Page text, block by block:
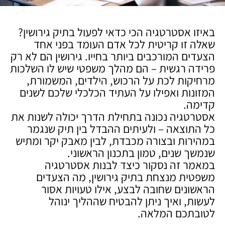
באיזו אסטרטגיה הכי כדאי לפעול בתיק גירושין?
שאלה זו קריטית לכל אדם העומד בפני אחד
הצעדים המורכבים ביותר בחייו. גירושין הם לא רק
פרידה רגשית – הם מהלך משפטי שיש לו השלכות
מרחיקות לכת על הרכוש, הילדים, המשמורת,
המזונות ואפילו על העתיד הכלכלי שלכם לשנים
קדימה.
אסטרטגיה נכונה בתחילת הדרך יכולה לשנות את
כל התוצאה – ולעיתים ההבדל בין תיק שנגמר
במהירות ובצורה מכבדת, לבין מאבק יקר ומתיש
שנמשך שנים, טמון בתכנון הראשוני.
במאמר זה נסקור כיצד לבנות אסטרטגיה
משפטית מנצחת בתיק גירושין, מה הצעדים
הראשונים שחובה לבצע, אילו טעויות אסור
לעשות, ואיך ניתן להבטיח שההליך ינוהל
לטובתכם המלאה.